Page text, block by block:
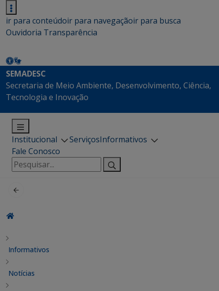
ir para conteúdoir para navegaçãoir para busca
Ouvidoria Transparência
SEMADESC
Secretaria de Meio Ambiente, Desenvolvimento, Ciência,
Tecnologia e Inovação
Institucional ServiçosInformativos
Fale Conosco
Pesquisar
por:
Informativos
Notícias